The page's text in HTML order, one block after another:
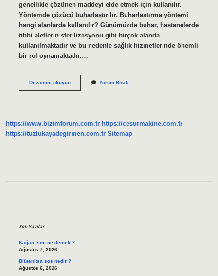
genellikle çözünen maddeyi elde etmek için kullanılır.
Yöntemde çözücü buharlaştırılır. Buharlaştırma yöntemi
hangi alanlarda kullanılır? Günümüzde buhar, hastanelerde
tıbbi aletlerin sterilizasyonu gibi birçok alanda
kullanılmaktadır ve bu nedenle sağlık hizmetlerinde önemli
bir rol oynamaktadır.…
Devamını okuyunBuharlaştırmaYorum Bırak
https://www.bizimforum.com.tr https://cesurmakine.com.tr
https://tuzlukayadegirmen.com.tr Sitemap
Son Yazılar
Kağan ismi ne demek ?
Ağustos 7, 2026
Blütenitsa sos nedir ?
Ağustos 6, 2026